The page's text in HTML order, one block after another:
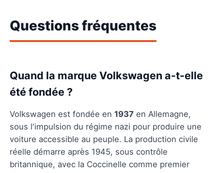
Questions fréquentes
Quand la marque Volkswagen a-t-elle
été fondée ?
Volkswagen est fondée en 1937 en Allemagne,
sous l'impulsion du régime nazi pour produire une
voiture accessible au peuple. La production civile
réelle démarre après 1945, sous contrôle
britannique, avec la Coccinelle comme premier